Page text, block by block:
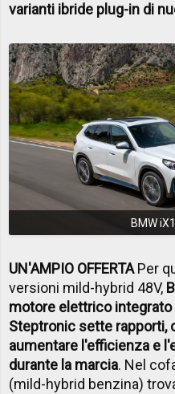
varianti ibride plug-in di
BMW
UN'AMPIO OFFERTAPer
versioni mild-hybrid 48V,
motore elettrico
Steptronic sette rapporti,
aumentare l'efficienza e
durante la marcia. Nel
(mild-hybrid benzina)